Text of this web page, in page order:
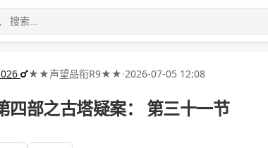
★★声望品衔R9★★·2026-07-05 12:08
四部之古塔疑案： 第三十一节